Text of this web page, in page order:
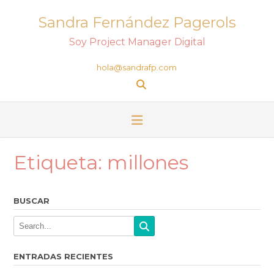
Sandra Fernández Pagerols
Soy Project Manager Digital
hola@sandrafp.com
Etiqueta: millones
BUSCAR
ENTRADAS RECIENTES